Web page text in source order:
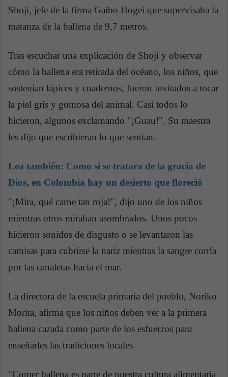
Shoji, jefe de la firma Gaibo Hogei que supervisaba la
matanza de la ballena de 9,7 metros.
Tras escuchar una explicación de Shoji y observar
cómo la ballena era retirada del océano, los niños, que
sostenían lápices y cuadernos, fueron invitados a tocar
la piel gris y gomosa del animal. Casi todos lo
hicieron, algunos exclamando "¡Guau!". Su maestra
les dijo que escribieran lo que sentían.
Lea también: Como si se tratara de la gracia de
Dios, en Colombia hay un desierto que floreció
"¡Mira, qué carne tan roja!", dijo uno de los niños
mientras otros miraban asombrados. Unos pocos
hicieron sonidos de disgusto o se levantaron las
camisas para cubrirse la nariz mientras la sangre corría
por las canaletas hacia el mar.
La directora de la escuela primaria del pueblo, Noriko
Morita, afirma que los niños deben ver a la primera
ballena cazada como parte de los esfuerzos para
enseñarles las tradiciones locales.
"Comer ballena es parte de nuestra cultura alimentaria